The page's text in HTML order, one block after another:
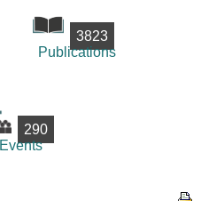
3823
Publications
290
Events